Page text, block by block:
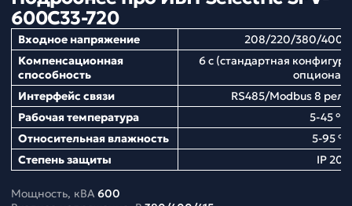
600C33-720
Входное напряжение
208/220/380/400/
Компенсационная
способность
6 с (стандартная
Интерфейс связи
RS485/Modbus 8
Рабочая температура
5-45 ° С
Относительная влажность
5-95 %
Степень защиты
IP 20
Мощность, кВА600